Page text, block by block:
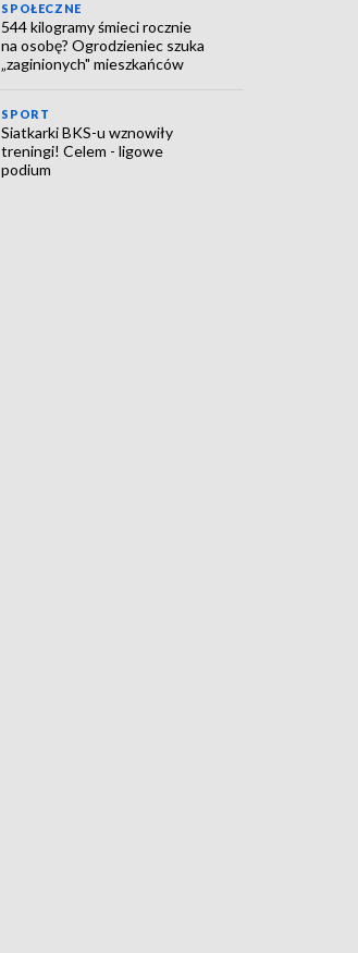
SPOŁECZNE
544 kilogramy śmieci rocznie
na osobę? Ogrodzieniec szuka
„zaginionych" mieszkańców
SPORT
Siatkarki BKS-u wznowiły
treningi! Celem - ligowe
podium